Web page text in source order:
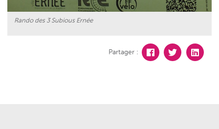
Rando des 3 Subious Ernée
Partager :